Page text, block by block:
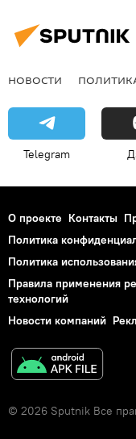
НОВОСТИ
Telegram
О проекте Контакты
Политика
Политика
Правила применения
технологий
Новости компаний
© 2026 Sputnik Все